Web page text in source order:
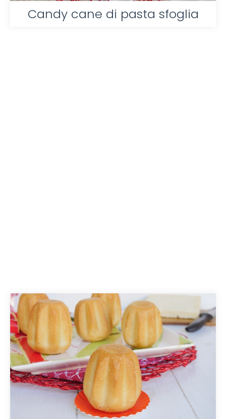
Candy cane di pasta sfoglia